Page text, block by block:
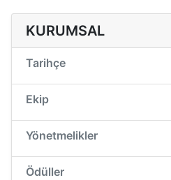
KURUMSAL
Tarihçe
Ekip
Yönetmelikler
Ödüller